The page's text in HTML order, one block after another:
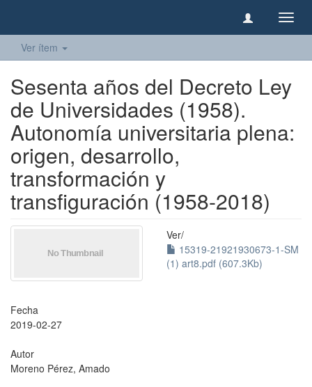
Ver ítem
Sesenta años del Decreto Ley
de Universidades (1958).
Autonomía universitaria plena:
origen, desarrollo,
transformación y
transfiguración (1958-2018)
Ver/
15319-21921930673-1-SM
(1) art8.pdf (607.3Kb)
Fecha
2019-02-27
Autor
Moreno Pérez, Amado